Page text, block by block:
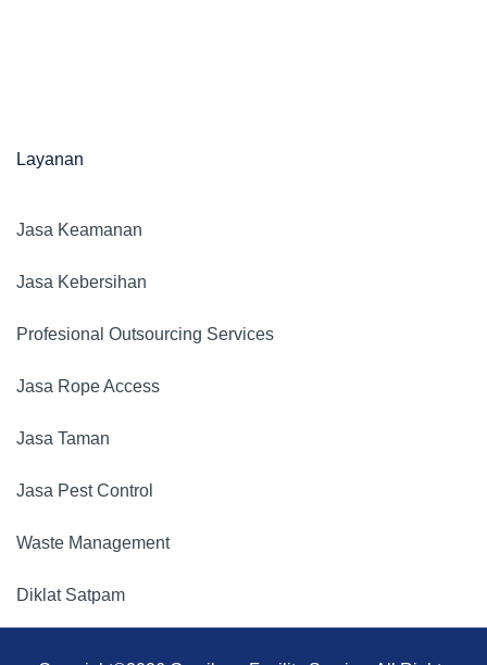
Layanan
Jasa Keamanan​
Jasa Kebersihan
Profesional Outsourcing Services
Jasa Rope Access
Jasa Taman
Jasa Pest Control
Waste Management
Diklat Satpam